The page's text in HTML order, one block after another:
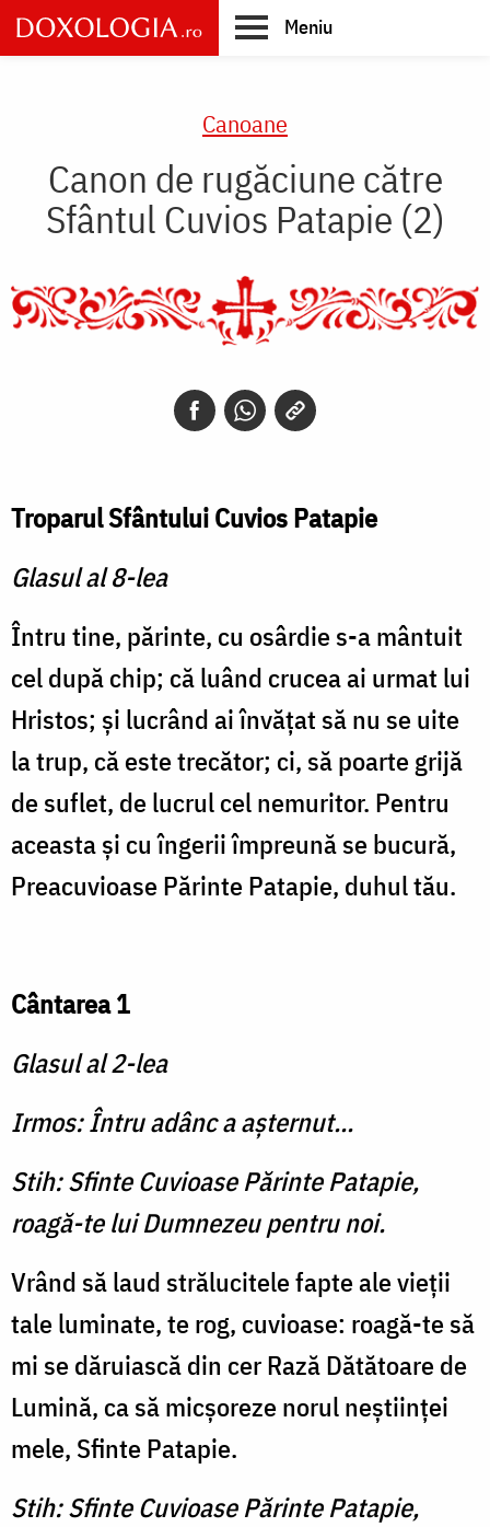
Skip
to
main
Meniu
Canoane
Canon de rugăciune către
Sfântul Cuvios Patapie (2)
Troparul Sfântului Cuvios Patapie
Glasul al 8-lea
Întru tine, părinte, cu osârdie s-a mântuit
cel după chip; că luând crucea ai urmat lui
Hristos; şi lucrând ai învăţat să nu se uite
la trup, că este trecător; ci, să poarte grijă
de suflet, de lucrul cel nemuritor. Pentru
aceasta şi cu îngerii împreună se bucură,
Preacuvioase Părinte Patapie, duhul tău.
Cântarea 1
Glasul al 2-lea
Irmos: Întru adânc a aşternut...
Stih: Sfinte Cuvioase Părinte Patapie,
roagă-te lui Dumnezeu pentru noi.
Vrând să laud strălucitele fapte ale vieţii
tale lumi­nate, te rog, cuvioase: roagă-te să
mi se dăruiască din cer Rază Dătătoare de
Lumină, ca să micşoreze norul neştiinţei
mele, Sfinte Patapie.
Stih: Sfinte Cuvioase Părinte Patapie,